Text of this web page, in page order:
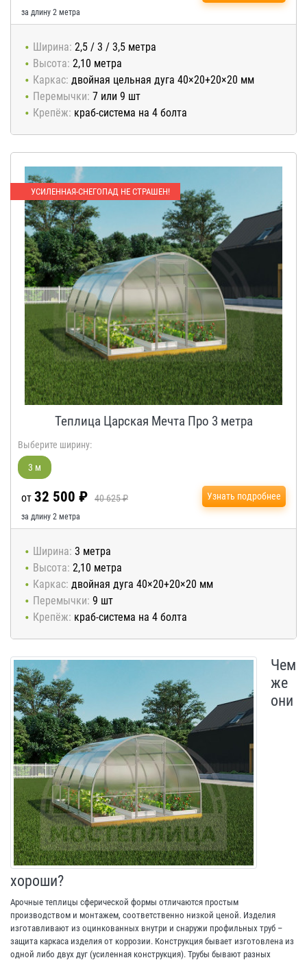
за длину 2 метра
Ширина: 2,5 / 3 / 3,5 метра
Высота: 2,10 метра
Каркас: двойная цельная дуга 40×20+20×20 мм
Перемычки: 7 или 9 шт
Крепёж: краб-система на 4 болта
УСИЛЕННАЯ-СНЕГОПАД НЕ СТРАШЕН!
Теплица Царская Мечта Про 3 метра
Выберите ширину:
3 м
от 32 500 ₽ 40 625 ₽
за длину 2 метра
Узнать подробнее
Ширина: 3 метра
Высота: 2,10 метра
Каркас: двойная дуга 40×20+20×20 мм
Перемычки: 9 шт
Крепёж: краб-система на 4 болта
Чем
же
они
хороши?
Арочные теплицы сферической формы отличаются простым
производством и монтажем, соответственно низкой ценой. Изделия
изготавливают из оцинкованных внутри и снаружи профильных труб –
защита каркаса изделия от коррозии. Конструкция бывает изготовлена из
одной либо двух дуг (усиленная конструкция). Трубы бывают разных